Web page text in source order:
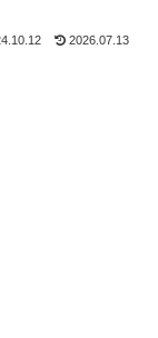
2026.07.13